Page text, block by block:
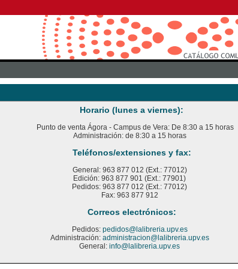
Horario (lunes a viernes):
Punto de venta Ágora - Campus de Vera: De 8:30 a 15 horas
Administración: de 8:30 a 15 horas
Teléfonos/extensiones y fax:
General: 963 877 012 (Ext.: 77012)
Edición: 963 877 901 (Ext.: 77901)
Pedidos: 963 877 012 (Ext.: 77012)
Fax: 963 877 912
Correos electrónicos:
Pedidos: pedidos@lalibreria.upv.es
Administración: administracion@lalibreria.upv.es
General: info@lalibreria.upv.es